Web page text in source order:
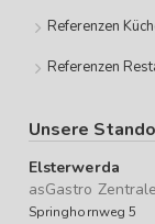
Referenzen
Referenzen
Unsere
Elsterwerda
asGastro Zentrale
Springhornweg 5